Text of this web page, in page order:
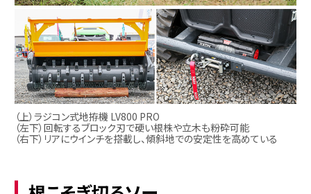
（上）ラジコン式地拵機 LV800 PRO
（左下）回転するブロック刃で硬い根株や立木も粉砕可能
（右下）リアにウインチを搭載し、傾斜地での安定性を高めている